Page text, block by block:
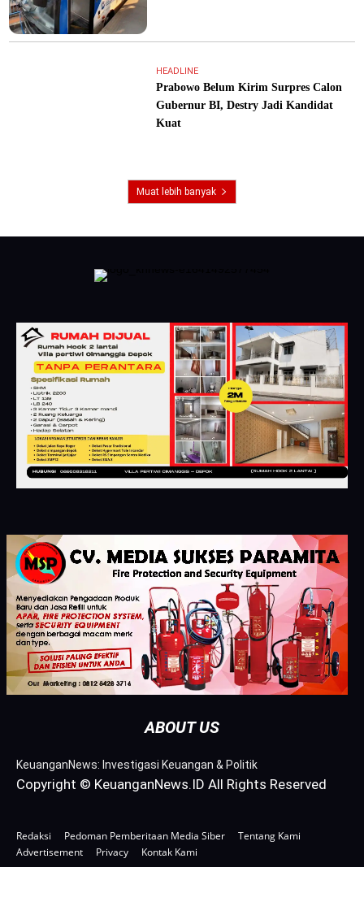
HEADLINE
Prabowo Belum Kirim Surpres Calon
Gubernur BI, Destry Jadi Kandidat
Kuat
Muat lebih banyak
ABOUT US
KeuanganNews: Investigasi Keuangan & Politik
Copyright © KeuanganNews.ID All Rights Reserved
Redaksi Pedoman Pemberitaan Media Siber
Tentang Kami
Advertisement
Privacy Kontak Kami